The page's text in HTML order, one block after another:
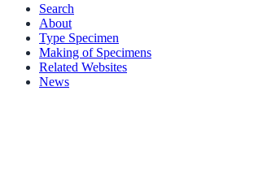
Search
About
Type Specimen
Making of Specimens
Related Websites
News